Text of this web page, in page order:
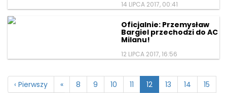
14 LIPCA 2017, 00:41
Oficjalnie: Przemysław
Bargiel przechodzi do AC
Milanu!
12 LIPCA 2017, 16:56
‹ Pierwszy « 8 9 10 11 12 13 14
15